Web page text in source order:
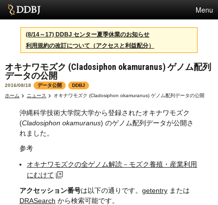
Menu
サービス
スパコン
統計
活動
利用規約
問合せ
(8/14～17) DDBJ センター夏季休業のお知らせ
利用規約の改訂について（アクセスと利益配分）
オキナワモズク (Cladosiphon okamuranus) ゲノム配列
データの公開
2016/08/18 データ公開
DDBJ
ホーム
ニュース オキナワモズク (Cladosiphon okamuranus) ゲノム配列データの公開
沖縄科学技術大学院大学から登録されたオキナワモズク
(Cladosiphon okamuranus) のゲノム配列データが公開さ
れました。
参考
オキナワモズクの全ゲノム解読－モズク養殖・産業利用
にむけて
アクセッション番号は以下の通りです。 getentry または
DRASearch から検索可能です。